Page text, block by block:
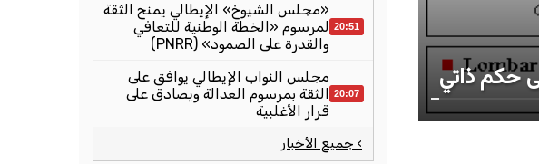
20:51
«مجلس الشيوخ» الإيطالي يمنح الثقة
لمرسوم «الخطة الوطنية للتعافي
والقدرة على الصمود» (PNRR)
20:07
مجلس النواب الإيطالي يوافق على
الثقة بمرسوم العدالة ويصادق على
قرار الأغلبية
› جميع الأخبار